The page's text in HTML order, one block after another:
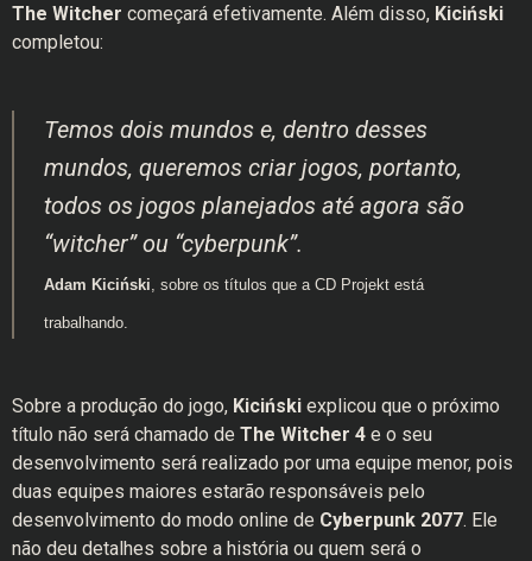
The Witcher começará efetivamente. Além disso, Kiciński
completou:
Temos dois mundos e, dentro desses
mundos, queremos criar jogos, portanto,
todos os jogos planejados até agora são
“witcher” ou “cyberpunk”.
Adam Kiciński , sobre os títulos que a CD Projekt está
trabalhando.
Sobre a produção do jogo, Kiciński explicou que o próximo
título não será chamado de The Witcher 4 e o seu
desenvolvimento será realizado por uma equipe menor, pois
duas equipes maiores estarão responsáveis pelo
desenvolvimento do modo online de Cyberpunk 2077. Ele
não deu detalhes sobre a história ou quem será o